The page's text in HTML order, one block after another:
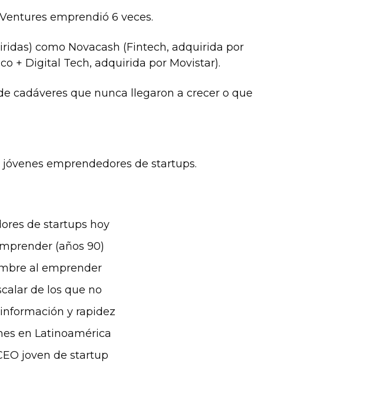
emprendió 6 veces.
como Novacash (Fintech, adquirida por
+ Digital Tech, adquirida por Movistar).
cadáveres que nunca llegaron a crecer o que
emprendedores de startups.
de startups hoy
(años 90)
al emprender
de los que no
y rapidez
en Latinoamérica
joven de startup